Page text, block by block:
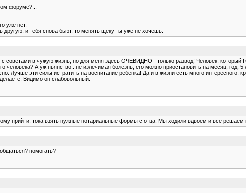
форуме?...
уже нет.
и тебя снова бьют, то менять щеку ты уже не хочешь.
с советами в чужую жизнь, но для меня здесь ОЧЕВИДНО - только развод! Человек,
человека? А уж пьянство...не излечимая болезнь, его можно приостановить на месяц,
Лучше эти силы истратить на воспитание ребенка! Да и в жизни есть много интересного,
Видимо он слабовольный.
прийти, тока взять нужные нотариальные формы с отца. Мы ходили вдвоем и все решаем
помогать?